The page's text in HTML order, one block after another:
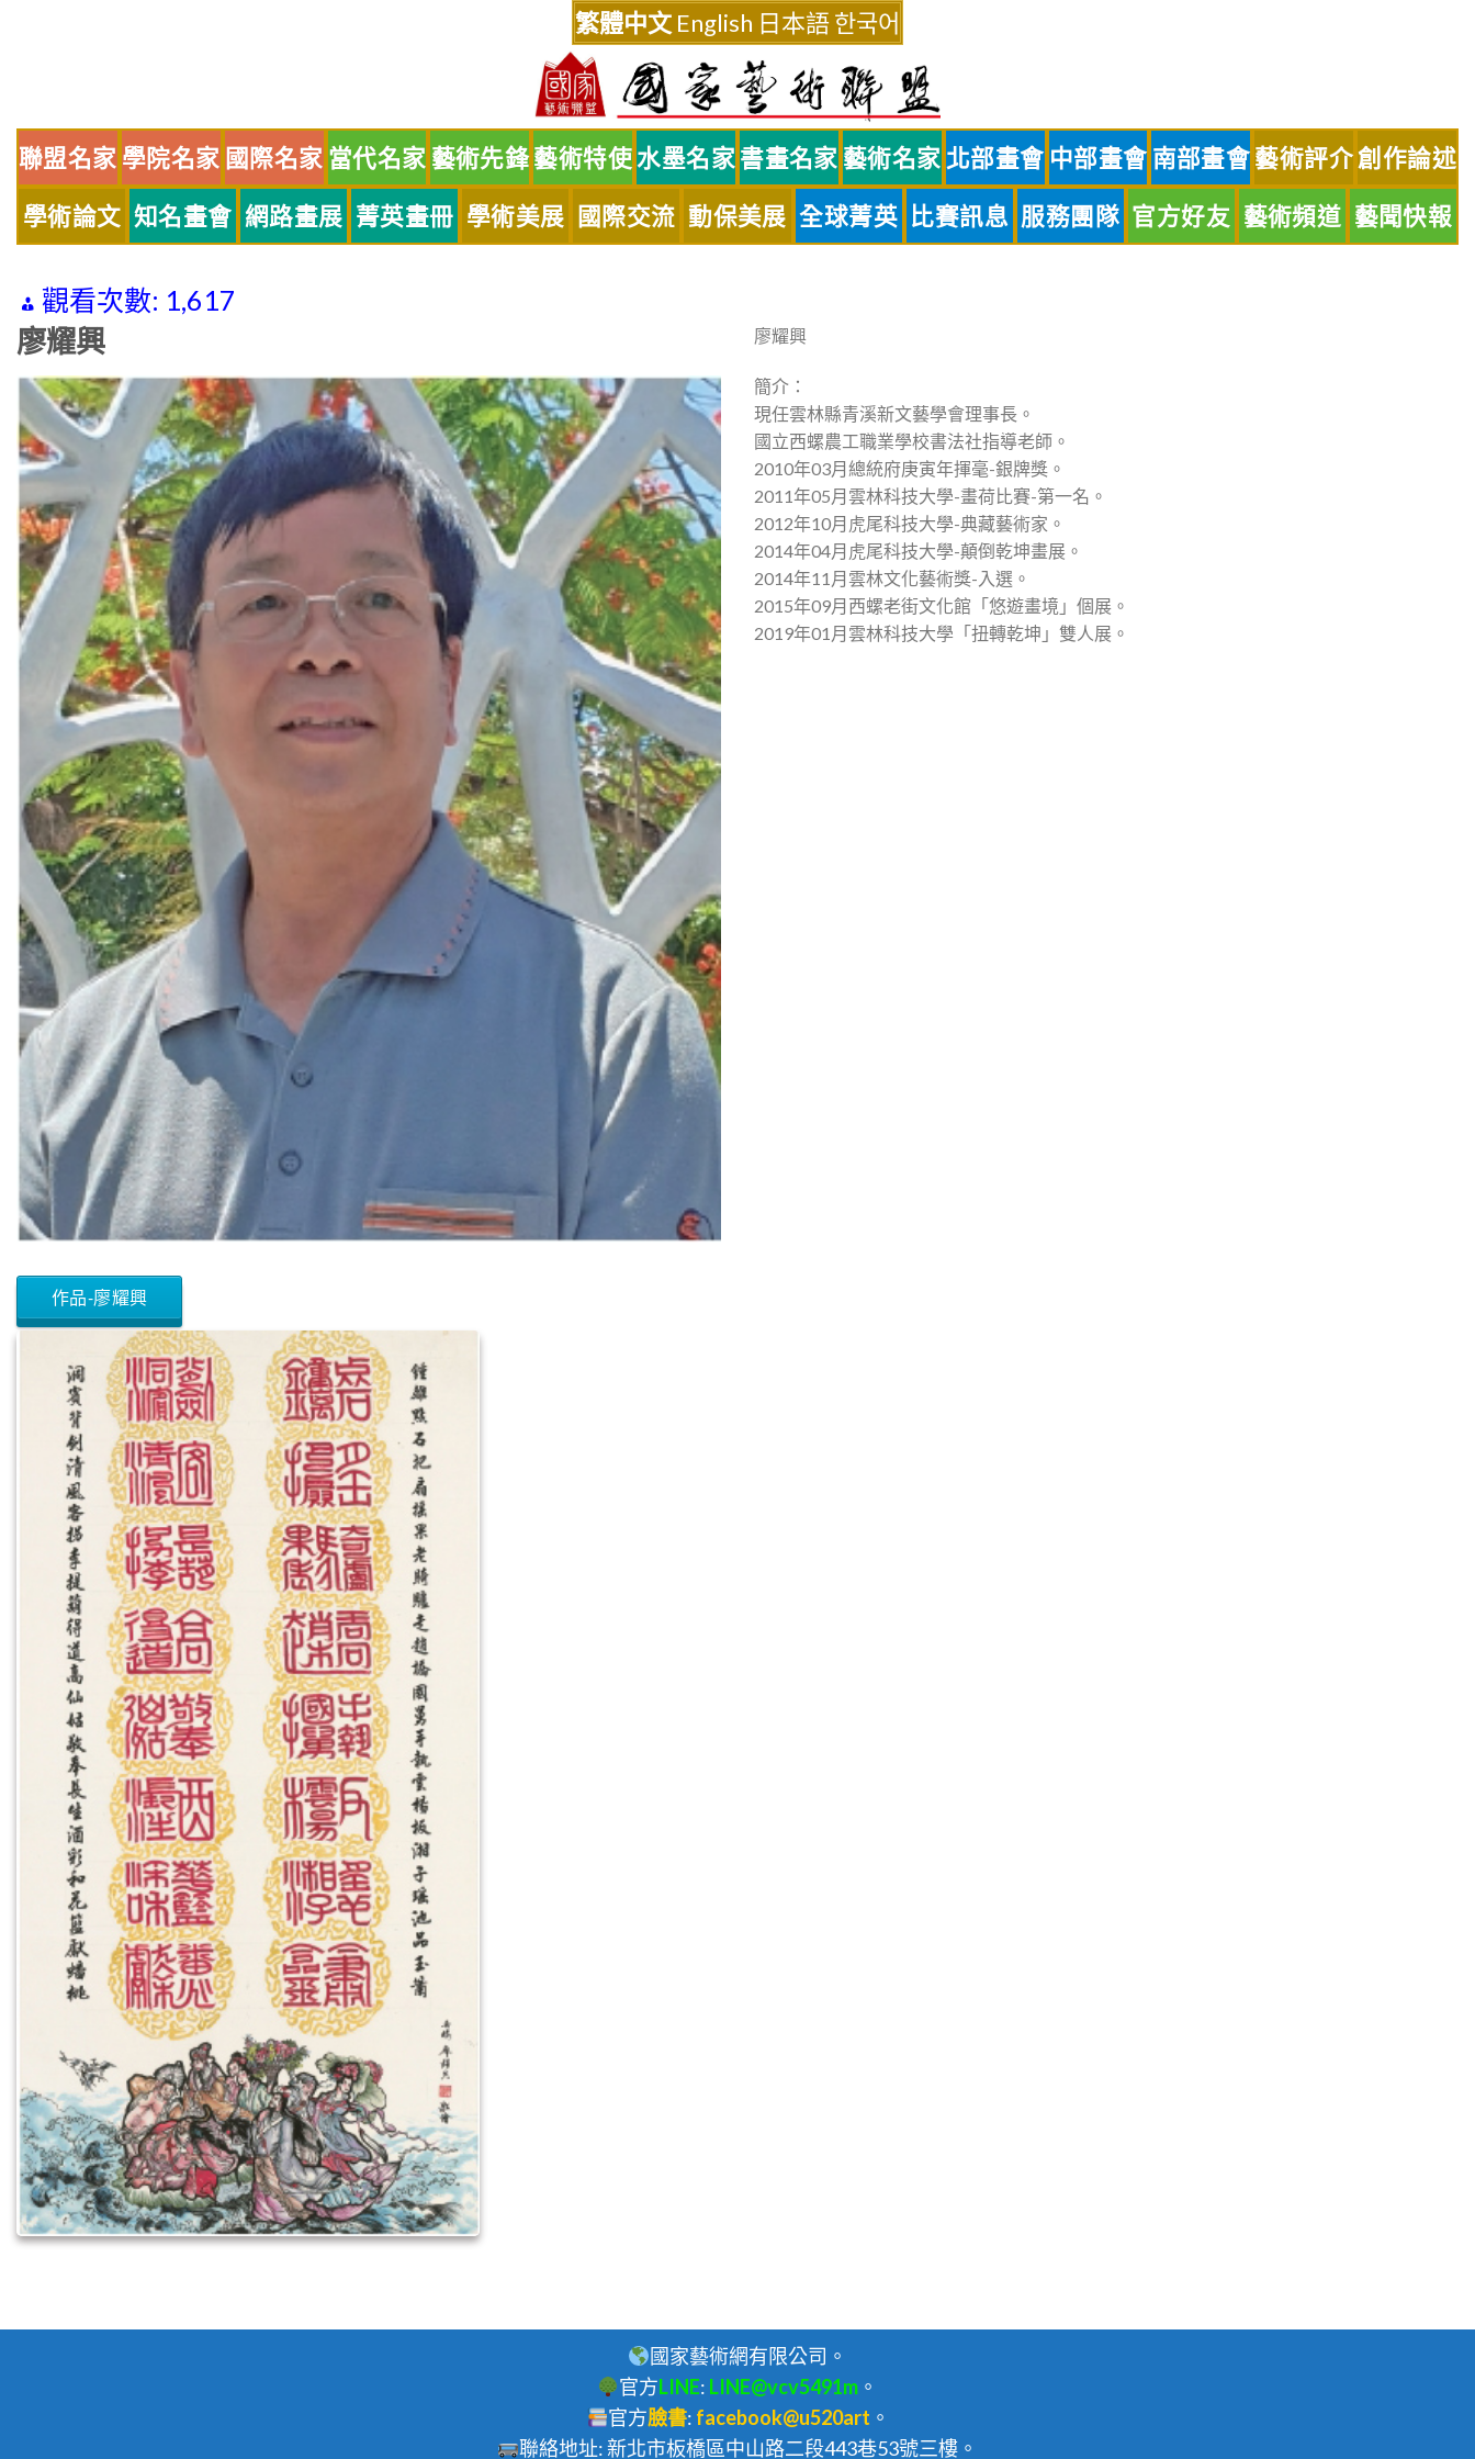
繁體中文 English 日本語한국어
聯盟名家 學院名家 國際名家 當代名家 藝術先鋒藝術特使水墨名家 書畫名家 藝術名家 北部畫會 中部畫會 南部畫會藝術評介創作論述
學術論文 知名畫會 網路畫展 菁英畫冊 學術美展 國際交流 動保美展 全球菁英 比賽訊息 服務團隊 官方好友 藝術頻道 藝聞快報
觀看次數: 1,617
廖耀興 廖耀興
簡介：
現任雲林縣青溪新文藝學會理事長。
國立西螺農工職業學校書法社指導老師。
2010年03月總統府庚寅年揮毫-銀牌獎。
2011年05月雲林科技大學-畫荷比賽-第一名。
2012年10月虎尾科技大學-典藏藝術家。
2014年04月虎尾科技大學-顛倒乾坤畫展。
2014年11月雲林文化藝術獎-入選。
2015年09月西螺老街文化館「悠遊畫境」個展。
2019年01月雲林科技大學「扭轉乾坤」雙人展。
作品-廖耀興
國家藝術網有限公司。
官方LINE: LINE@vcv5491m 。
官方臉書: facebook@u520art 。
聯絡地址: 新北市板橋區中山路二段443巷53號三樓。